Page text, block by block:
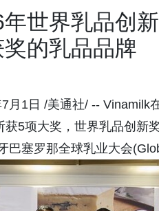
世界乳品创
的乳品品牌
月1日 /美通社/ -- Vinamilk
获5项大奖，世界乳品创新
巴塞罗那全球乳业大会